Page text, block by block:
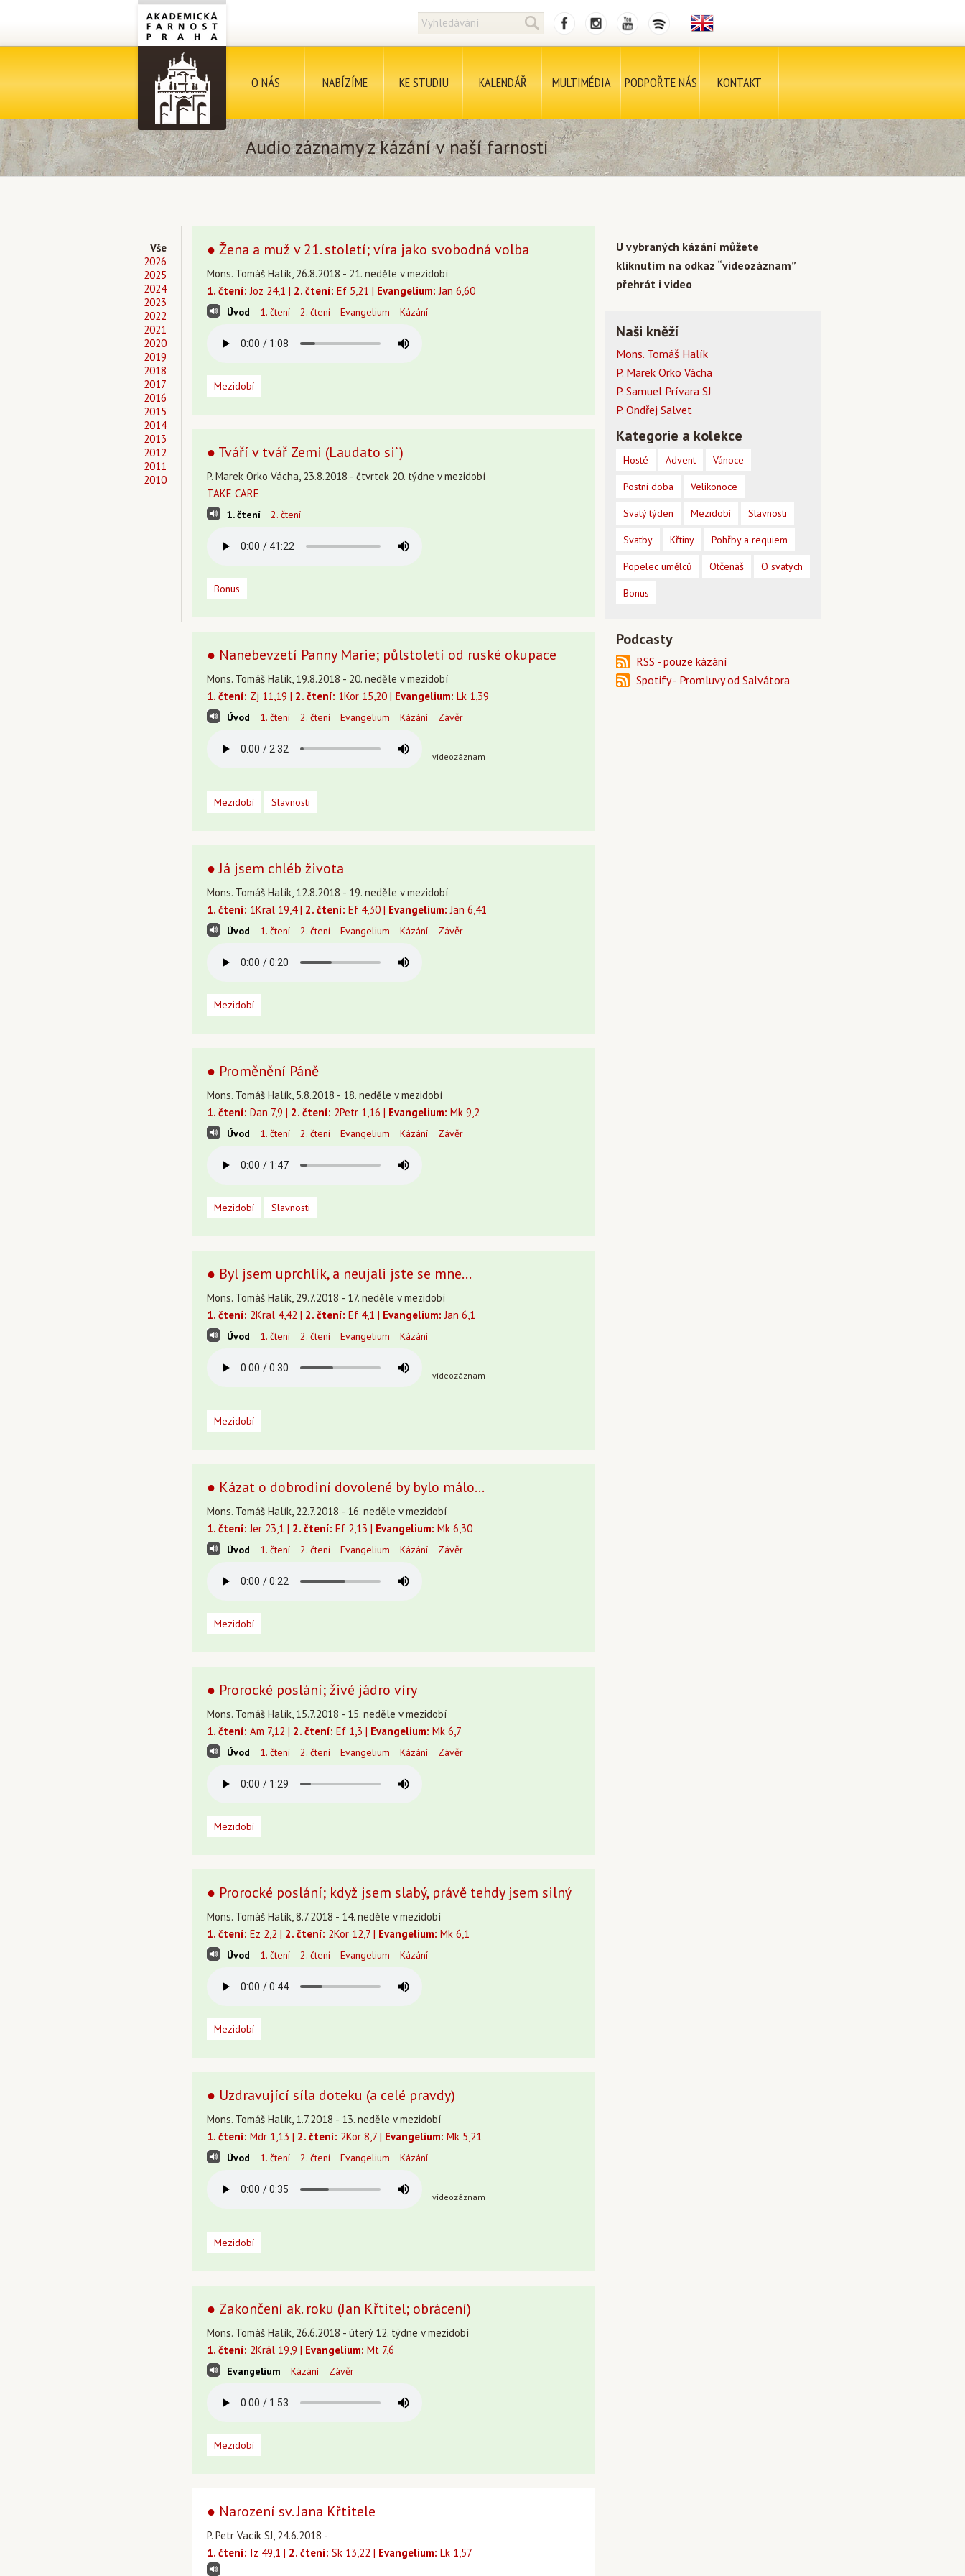
O NÁS NABÍZÍME KE STUDIU KALENDÁŘ MULTIMÉDIA PODPOŘTE NÁS KONTAKT
Audio záznamy z kázání v naší farnosti
Vše
2026
2025
2024
2023
2022
2021
2020
2019
2018
2017
2016
2015
2014
2013
2012
2011
2010
● Žena a muž v 21. století; víra jako svobodná volba
Mons. Tomáš Halík, 26.8.2018 - 21. neděle v mezidobí
1. čtení: Joz 24,1 | 2. čtení: Ef 5,21 | Evangelium: Jan 6,60
Úvod 1. čtení 2. čtení Evangelium Kázání
Mezidobí
● Tváří v tvář Zemi (Laudato si`)
P. Marek Orko Vácha, 23.8.2018 - čtvrtek 20. týdne v mezidobí
TAKE CARE
1. čtení 2. čtení
Bonus
● Nanebevzetí Panny Marie; půlstoletí od ruské okupace
Mons. Tomáš Halík, 19.8.2018 - 20. neděle v mezidobí
1. čtení: Zj 11,19 | 2. čtení: 1Kor 15,20 | Evangelium: Lk 1,39
Úvod 1. čtení 2. čtení Evangelium Kázání Závěr
videozáznam
Mezidobí Slavnosti
● Já jsem chléb života
Mons. Tomáš Halík, 12.8.2018 - 19. neděle v mezidobí
1. čtení: 1Kral 19,4 | 2. čtení: Ef 4,30 | Evangelium: Jan 6,41
Úvod 1. čtení 2. čtení Evangelium Kázání Závěr
Mezidobí
● Proměnění Páně
Mons. Tomáš Halík, 5.8.2018 - 18. neděle v mezidobí
1. čtení: Dan 7,9 | 2. čtení: 2Petr 1,16 | Evangelium: Mk 9,2
Úvod 1. čtení 2. čtení Evangelium Kázání Závěr
Mezidobí Slavnosti
● Byl jsem uprchlík, a neujali jste se mne...
Mons. Tomáš Halík, 29.7.2018 - 17. neděle v mezidobí
1. čtení: 2Kral 4,42 | 2. čtení: Ef 4,1 | Evangelium: Jan 6,1
Úvod 1. čtení 2. čtení Evangelium Kázání
videozáznam
Mezidobí
● Kázat o dobrodiní dovolené by bylo málo...
Mons. Tomáš Halík, 22.7.2018 - 16. neděle v mezidobí
1. čtení: Jer 23,1 | 2. čtení: Ef 2,13 | Evangelium: Mk 6,30
Úvod 1. čtení 2. čtení Evangelium Kázání Závěr
Mezidobí
● Prorocké poslání; živé jádro víry
Mons. Tomáš Halík, 15.7.2018 - 15. neděle v mezidobí
1. čtení: Am 7,12 | 2. čtení: Ef 1,3 | Evangelium: Mk 6,7
Úvod 1. čtení 2. čtení Evangelium Kázání Závěr
Mezidobí
● Prorocké poslání; když jsem slabý, právě tehdy jsem silný
Mons. Tomáš Halík, 8.7.2018 - 14. neděle v mezidobí
1. čtení: Ez 2,2 | 2. čtení: 2Kor 12,7 | Evangelium: Mk 6,1
Úvod 1. čtení 2. čtení Evangelium Kázání
Mezidobí
● Uzdravující síla doteku (a celé pravdy)
Mons. Tomáš Halík, 1.7.2018 - 13. neděle v mezidobí
1. čtení: Mdr 1,13 | 2. čtení: 2Kor 8,7 | Evangelium: Mk 5,21
Úvod 1. čtení 2. čtení Evangelium Kázání
videozáznam
Mezidobí
● Zakončení ak. roku (Jan Křtitel; obrácení)
Mons. Tomáš Halík, 26.6.2018 - úterý 12. týdne v mezidobí
1. čtení: 2Král 19,9 | Evangelium: Mt 7,6
Evangelium Kázání Závěr
Mezidobí
● Narození sv. Jana Křtitele
P. Petr Vacík SJ, 24.6.2018 -
1. čtení: Iz 49,1 | 2. čtení: Sk 13,22 | Evangelium: Lk 1,57
U vybraných kázání můžete
kliknutím na odkaz “videozáznam”
přehrát i video
Naši kněží
Mons. Tomáš Halík
P. Marek Orko Vácha
P. Samuel Prívara SJ
P. Ondřej Salvet
Kategorie a kolekce
Hosté Advent Vánoce
Postní doba Velikonoce
Svatý týden Mezidobí Slavnosti
Svatby Křtiny Pohřby a requiem
Popelec umělců Otčenáš O svatých
Bonus
Podcasty
RSS - pouze kázání
Spotify - Promluvy od Salvátora